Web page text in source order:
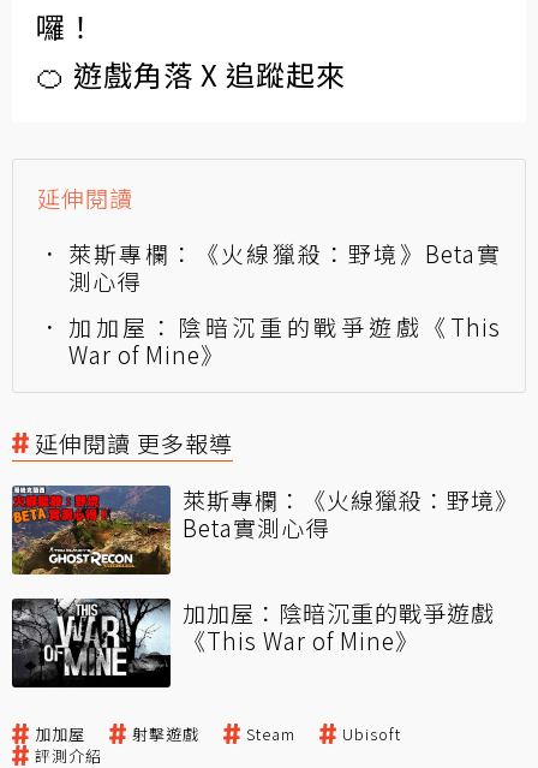
囉！
🍊 遊戲角落 X 追蹤起來
延伸閱讀
萊斯專欄：《火線獵殺：野境》Beta實
測心得
加加屋：陰暗沉重的戰爭遊戲《This
War of Mine》
延伸閱讀 更多報導
萊斯專欄：《火線獵殺：野境》
Beta實測心得
加加屋：陰暗沉重的戰爭遊戲
《This War of Mine》
加加屋 射擊遊戲 Steam
Ubisoft
評測介紹